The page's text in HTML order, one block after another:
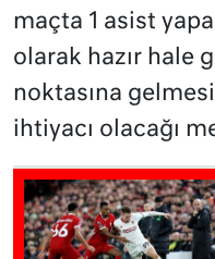
maçta 1 asist
olarak hazır hale
noktasına
ihtiyacı olacağı